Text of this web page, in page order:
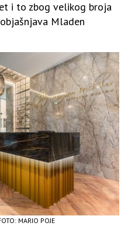
i to zbog velikog broja
Mladen
MARIO POJE